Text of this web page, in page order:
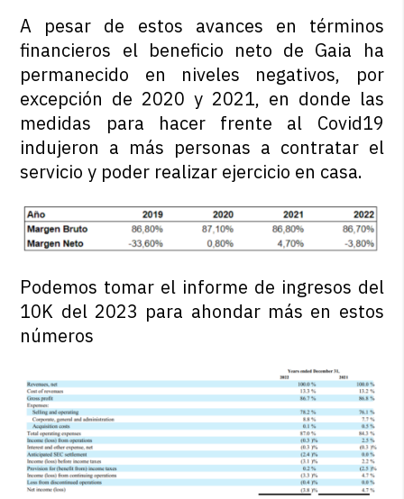
A pesar de estos avances en términos
financieros el beneficio neto de Gaia ha
permanecido en niveles negativos, por
excepción de 2020 y 2021, en donde las
medidas para hacer frente al Covid19
indujeron a más personas a contratar el
servicio y poder realizar ejercicio en casa.
Podemos tomar el informe de ingresos del
10K del 2023 para ahondar más en estos
números